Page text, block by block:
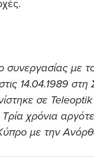
με
14.04.1989 στη
σε Teleoptik
χρόνια
με την